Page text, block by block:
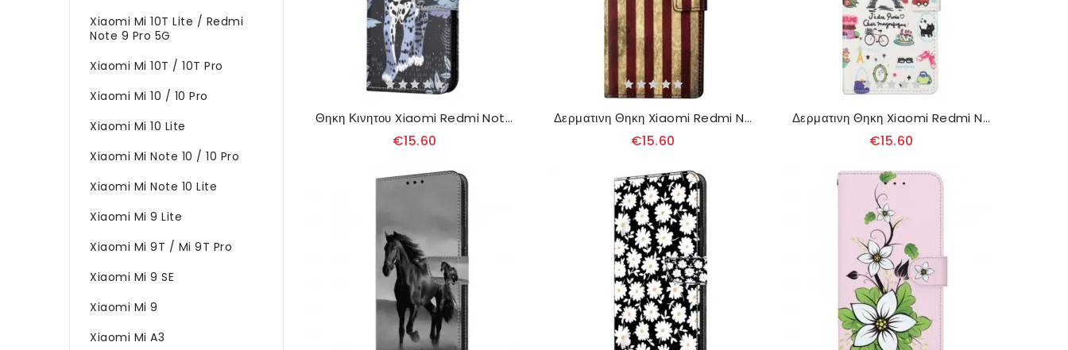
Xiaomi Mi 10T Lite / Redmi
Note 9 Pro 5G
Xiaomi Mi 10T / 10T Pro
Xiaomi Mi 10 / 10 Pro
Xiaomi Mi 10 Lite
Xiaomi Mi Note 10 / 10 Pro
Xiaomi Mi Note 10 Lite
Xiaomi Mi 9 Lite
Xiaomi Mi 9T / Mi 9T Pro
Xiaomi Mi 9 SE
Xiaomi Mi 9
Xiaomi Mi A3
Θηκη Κινητου Xiaomi Redmi Note 13 5g Θήκες Κινητών Λεοπάρ Με Λουρί
€15.60
Δερματινη Θηκη Xiaomi Redmi Note 13 5g Vintage Αμερικανική Σημαία Σιλικόνης
€15.60
Δερματινη Θηκη Xiaomi Redmi Note 13 5g Λατρεύω Το Παρίσι
€15.60